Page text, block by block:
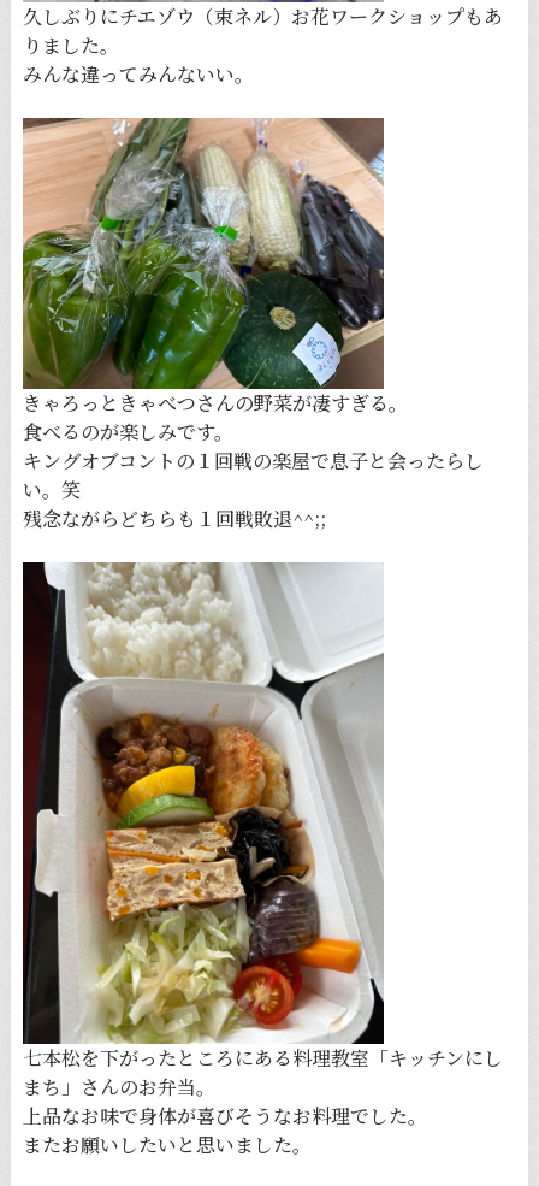
久しぶりにチエゾウ（束ネル）お花ワークショップもあ
りました。
みんな違ってみんないい。
きゃろっときゃべつさんの野菜が凄すぎる。
食べるのが楽しみです。
キングオブコントの１回戦の楽屋で息子と会ったらし
い。笑
残念ながらどちらも１回戦敗退^^;;
七本松を下がったところにある料理教室「キッチンにし
まち」さんのお弁当。
上品なお味で身体が喜びそうなお料理でした。
またお願いしたいと思いました。